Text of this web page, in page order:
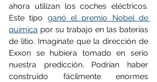
ahora utilizan los coches eléctricos.
Este tipo ganó el premio Nobel de
química por su trabajo en las baterías
de litio. Imagínate que la dirección de
Exxon se hubiera tomado en serio
nuestra predicción. Podrían haber
construido fácilmente enormes